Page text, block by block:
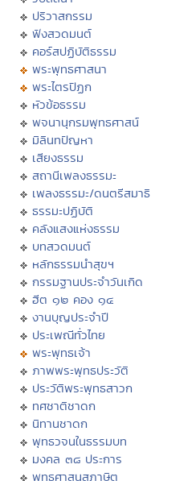
ปริวาสกรรม
ฟังสวดมนต์
คอร์สปฏิบัติธรรม
พระพุทธศาสนา
พระไตรปิฏก
หัวข้อธรรม
พจนานุกรมพุทธศาสน์
มิลินทปัญหา
เสียงธรรม
สถานีเพลงธรรมะ
เพลงธรรมะ/ดนตรีสมาธิ
ธรรมะปฏิบัติ
คลังแสงแห่งธรรม
บทสวดมนต์
หลักธรรมนำสุขฯ
กรรมฐานประจำวันเกิด
ฮีต ๑๒ คอง ๑๔
งานบุญประจำปี
ประเพณีทั่วไทย
พระพุทธเจ้า
ภาพพระพุทธประวัติ
ประวัติพระพุทธสาวก
ทศชาติชาดก
นิทานชาดก
พุทธวจนในธรรมบท
มงคล ๓๘ ประการ
พุทธศาสนสุภาษิต